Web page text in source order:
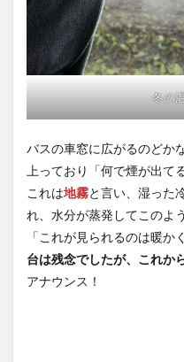
冬の
バスの車窓に広がるのどか
上っており「何で煙が出て
これは地霧と言い、湿った
れ、水分が蒸発してこのよ
「これが見られるのは暖か
台は残念でしたが、これか
アナウンス！